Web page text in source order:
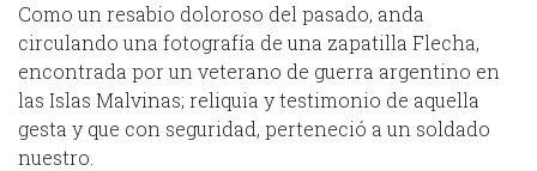
Como un resabio doloroso del pasado, anda
circulando una fotografía de una zapatilla Flecha,
encontrada por un veterano de guerra argentino en
las Islas Malvinas; reliquia y testimonio de aquella
gesta y que con seguridad, perteneció a un soldado
nuestro.